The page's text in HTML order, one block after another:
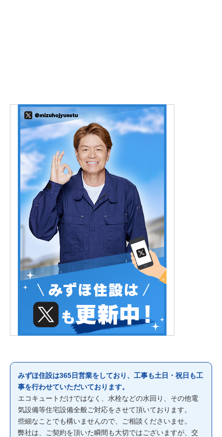
みずほ住設は365日営業をしており、工事も土日・祝日も工
事を行わせていただいております。
エコキュートだけではなく、水栓などの水回り、その他電
気設備等住宅設備全般ご対応をさせて頂いております。
些細なことでも構いませんので、ご相談くださいませ。
弊社は、ご契約を頂いた瞬間も大切ではございますが、交